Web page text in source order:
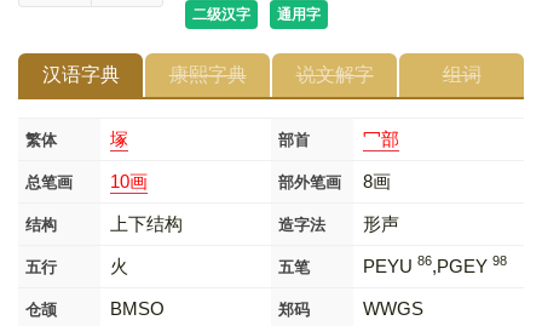
二级汉字 通用字
汉语字典 康熙字典 说文解字 组词
繁体 塚 部首 冖部
总笔画 10画 部外笔画 8画
结构 上下结构 造字法 形声
五行 火 五笔 PEYU 86,PGEY 98
仓颉 BMSO 郑码 WWGS